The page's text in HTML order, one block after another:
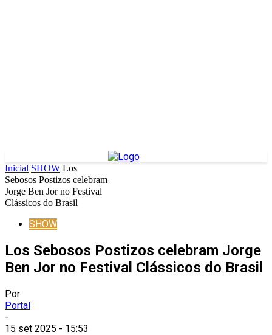
Inicial SHOW Los
Sebosos Postizos celebram
Jorge Ben Jor no Festival
Clássicos do Brasil
SHOW
Los Sebosos Postizos celebram Jorge
Ben Jor no Festival Clássicos do Brasil
Por
Portal
-
15 set 2025 - 15:53